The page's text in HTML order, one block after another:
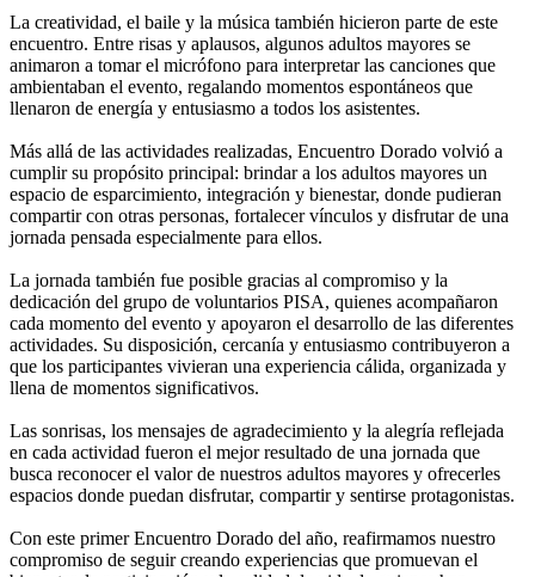
La creatividad, el baile y la música también hicieron parte de este
encuentro. Entre risas y aplausos, algunos adultos mayores se
animaron a tomar el micrófono para interpretar las canciones que
ambientaban el evento, regalando momentos espontáneos que
llenaron de energía y entusiasmo a todos los asistentes.
Más allá de las actividades realizadas, Encuentro Dorado volvió a
cumplir su propósito principal: brindar a los adultos mayores un
espacio de esparcimiento, integración y bienestar, donde pudieran
compartir con otras personas, fortalecer vínculos y disfrutar de una
jornada pensada especialmente para ellos.
La jornada también fue posible gracias al compromiso y la
dedicación del grupo de voluntarios PISA, quienes acompañaron
cada momento del evento y apoyaron el desarrollo de las diferentes
actividades. Su disposición, cercanía y entusiasmo contribuyeron a
que los participantes vivieran una experiencia cálida, organizada y
llena de momentos significativos.
Las sonrisas, los mensajes de agradecimiento y la alegría reflejada
en cada actividad fueron el mejor resultado de una jornada que
busca reconocer el valor de nuestros adultos mayores y ofrecerles
espacios donde puedan disfrutar, compartir y sentirse protagonistas.
Con este primer Encuentro Dorado del año, reafirmamos nuestro
compromiso de seguir creando experiencias que promuevan el